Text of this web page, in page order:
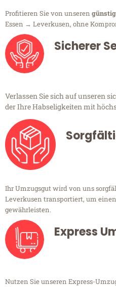
Profitieren Sie von unseren
Essen → Leverkusen, ohne
Sicherer
Verlassen Sie sich auf unseren
der Ihre Habseligkeiten mit
Ihr Umzugsgut wird von uns
Leverkusen transportiert, um
gewährleisten.
Express
Nutzen Sie unseren Express-